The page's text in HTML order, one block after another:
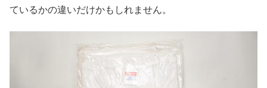
ているかの違いだけかもしれません。